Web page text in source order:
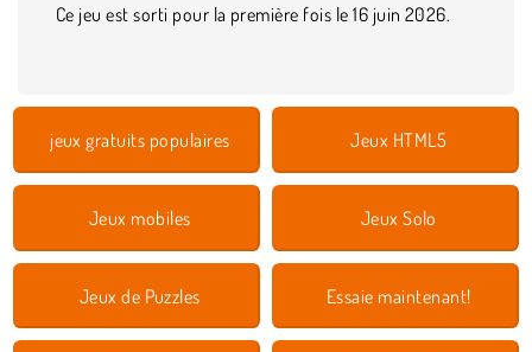
Ce jeu est sorti pour la première fois le 16 juin 2026.
jeux gratuits populaires Jeux HTML5
Jeux mobiles Jeux Solo
Jeux de Puzzles Essaie maintenant!